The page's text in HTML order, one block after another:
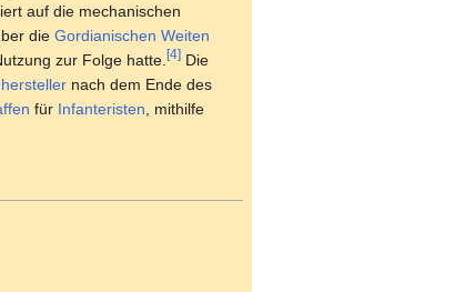
auf die mechanischen
die Gordianischen Weiten
zur Folge hatte. [4] Die
nach dem Ende des
für Infanteristen , mithilfe